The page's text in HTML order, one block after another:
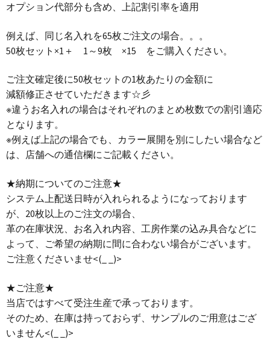
オプション代部分も含め、上記割引率を適用
例えば、同じ名入れを65枚ご注文の場合。。。
50枚セット×1＋ 1～9枚 ×15 をご購入ください。
ご注文確定後に50枚セットの1枚あたりの金額に
減額修正させていただきます☆彡
※違うお名入れの場合はそれぞれのまとめ枚数での割引適応
となります。
※例えば上記の場合でも、カラー展開を別にしたい場合など
は、店舗への通信欄にご記載ください。
★納期についてのご注意★
システム上配送日時が入れられるようになっております
が、20枚以上のご注文の場合、
革の在庫状況、お名入れ内容、工房作業の込み具合などに
よって、ご希望の納期に間に合わない場合がございます。
ご注意くださいませ<(_ _)>
★ご注意★
当店ではすべて受注生産で承っております。
そのため、在庫は持っておらず、サンプルのご用意はござ
いません<(_ _)>